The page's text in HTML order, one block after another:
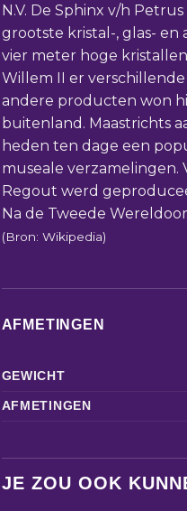
N.V. De Sphinx v/h
grootste kristal-, glas-
vier meter hoge
Willem II er verschillende
andere producten won
buitenland. Maastrichts
heden ten dage een
museale verzamelingen.
Regout werd
Na de Tweede
(Bron: Wikipedia)
AFMETINGEN
GEWICHT
AFMETINGEN
JE ZOU OOK